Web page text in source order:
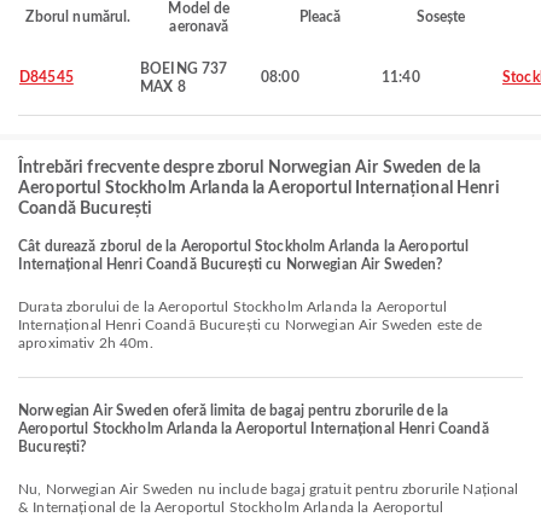
Zborul numărul.
Model de
aeronavă
Pleacă Sosește
D84545
BOEING 737
MAX 8
08:00 11:40
Întrebări frecvente despre zborul Norwegian Air Sweden de la
Aeroportul Stockholm Arlanda la Aeroportul Internațional Henri
Coandă București
Cât durează zborul de la Aeroportul Stockholm Arlanda la Aeroportul
Internațional Henri Coandă București cu Norwegian Air Sweden?
Durata zborului de la Aeroportul Stockholm Arlanda la Aeroportul
Internațional Henri Coandă București cu Norwegian Air Sweden este de
aproximativ 2h 40m.
Norwegian Air Sweden oferă limita de bagaj pentru zborurile de la
Aeroportul Stockholm Arlanda la Aeroportul Internațional Henri Coandă
București?
Nu, Norwegian Air Sweden nu include bagaj gratuit pentru zborurile Național
& Internațional de la Aeroportul Stockholm Arlanda la Aeroportul